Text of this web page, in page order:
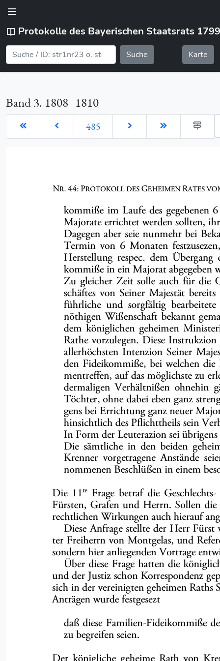
Protokolle des Bayerischen Staatsrats
Suche Karte
Band 3. 1808–1810
485